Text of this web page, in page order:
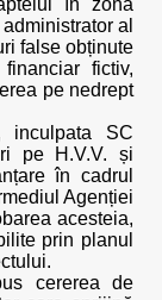
în zona
al
false obținute
fictiv,
pe nedrept
inculpata SC
pe H.V.V. și
în cadrul
Agenției
acesteia,
prin planul
cererea de